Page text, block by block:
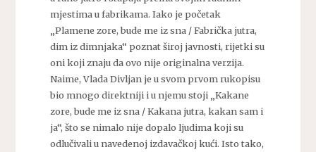
mjestima u fabrikama. Iako je početak
„Plamene zore, bude me iz sna / Fabrička jutra,
dim iz dimnjaka“ poznat široj javnosti, rijetki su
oni koji znaju da ovo nije originalna verzija.
Naime, Vlada Divljan je u svom prvom rukopisu
bio mnogo direktniji i u njemu stoji „Kakane
zore, bude me iz sna / Kakana jutra, kakan sam i
ja“, što se nimalo nije dopalo ljudima koji su
odlučivali u navedenoj izdavačkoj kući. Isto tako,